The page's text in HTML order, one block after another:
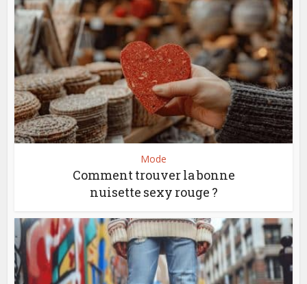
Mode
Comment trouver la bonne
nuisette sexy rouge ?